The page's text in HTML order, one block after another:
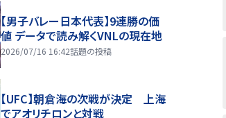
【男子バレー日本代表】9連勝の価
値 データで読み解くVNLの現在地
2026/07/16 16:42話題の投稿
【UFC】朝倉海の次戦が決定 上海
でアオリチロンと対戦